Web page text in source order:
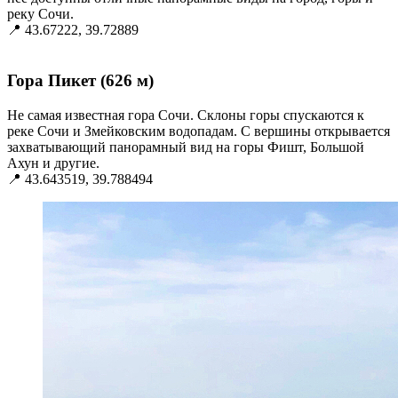
реку Сочи.
📍 43.67222, 39.72889
Гора Пикет (626 м)
Не самая известная гора Сочи. Склоны горы спускаются к
реке Сочи и Змейковским водопадам. С вершины открывается
захватывающий панорамный вид на горы Фишт, Большой
Ахун и другие.
📍 43.643519, 39.788494